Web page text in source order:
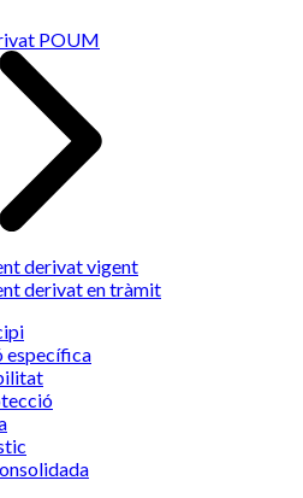
POUM
derivat vigent
derivat en tràmit
específica